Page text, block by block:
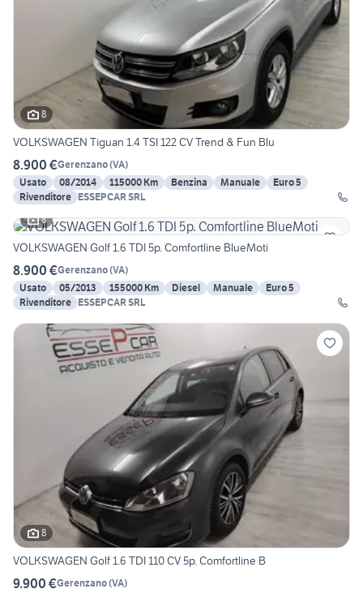
8
VOLKSWAGEN Tiguan 1.4 TSI 122 CV Trend & Fun Blu
8.900 €Gerenzano(VA)
Usato
08/2014 115000 Km Benzina Manuale
Euro 5
Rivenditore ESSEPCAR SRL
8
VOLKSWAGEN Golf 1.6 TDI 5p. Comfortline BlueMoti
8.900 €Gerenzano(VA)
Usato
05/2013 155000 Km Diesel Manuale
Euro 5
Rivenditore ESSEPCAR SRL
8
VOLKSWAGEN Golf 1.6 TDI 110 CV 5p. Comfortline B
9.900 €Gerenzano(VA)